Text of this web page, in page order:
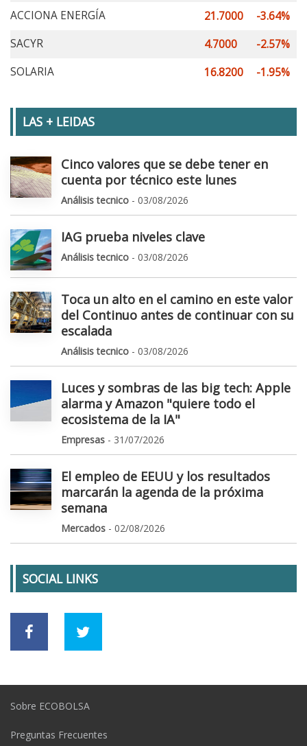
ACCIONA ENERGÍA
21.7000
-3.64%
SACYR
4.7000
-2.57%
SOLARIA
16.8200 -1.95%
LAS + LEIDAS
Cinco valores que se debe tener en
cuenta por técnico este lunes
Análisis tecnico - 03/08/2026
IAG prueba niveles clave
Análisis tecnico - 03/08/2026
Toca un alto en el camino en este valor
del Continuo antes de continuar con su
escalada
Análisis tecnico - 03/08/2026
Luces y sombras de las big tech: Apple
alarma y Amazon "quiere todo el
ecosistema de la IA"
Empresas - 31/07/2026
El empleo de EEUU y los resultados
marcarán la agenda de la próxima
semana
Mercados - 02/08/2026
SOCIAL LINKS
Sobre ECOBOLSA
Preguntas Frecuentes